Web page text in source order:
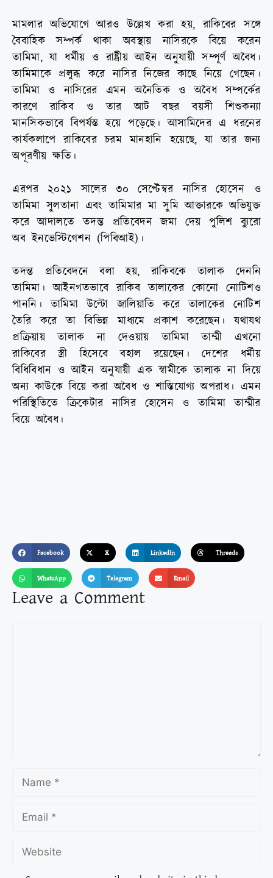
মামলার অভিযোগে আরও উল্লেখ করা হয়, রাকিবের সঙ্গে
বৈবাহিক সম্পর্ক থাকা অবস্থায় নাসিরকে বিয়ে করেন
তামিমা, যা ধর্মীয় ও রাষ্ট্রীয় আইন অনুযায়ী সম্পূর্ণ অবৈধ।
তামিমাকে প্রলুব্ধ করে নাসির নিজের কাছে নিয়ে গেছেন।
তামিমা ও নাসিরের এমন অনৈতিক ও অবৈধ সম্পর্কের
কারণে রাকিব ও তার আট বছর বয়সী শিশুকন্যা
মানসিকভাবে বিপর্যস্ত হয়ে পড়েছে। আসামিদের এ ধরনের
কার্যকলাপে রাকিবের চরম মানহানি হয়েছে, যা তার জন্য
অপূরণীয় ক্ষতি।
এরপর ২০২১ সালের ৩০ সেপ্টেম্বর নাসির হোসেন ও
তামিমা সুলতানা এবং তামিমার মা সুমি আক্তারকে অভিযুক্ত
করে আদালতে তদন্ত প্রতিবেদন জমা দেয় পুলিশ ব্যুরো
অব ইনভেস্টিগেশন (পিবিআই)।
তদন্ত প্রতিবেদনে বলা হয়, রাকিবকে তালাক দেননি
তামিমা। আইনগতভাবে রাকিব তালাকের কোনো নোটিশও
পাননি। তামিমা উল্টো জালিয়াতি করে তালাকের নোটিশ
তৈরি করে তা বিভিন্ন মাধ্যমে প্রকাশ করেছেন। যথাযথ
প্রক্রিয়ায় তালাক না দেওয়ায় তামিমা তাম্মী এখনো
রাকিবের স্ত্রী হিসেবে বহাল রয়েছেন। দেশের ধর্মীয়
বিধিবিধান ও আইন অনুযায়ী এক স্বামীকে তালাক না দিয়ে
অন্য কাউকে বিয়ে করা অবৈধ ও শাস্তিযোগ্য অপরাধ। এমন
পরিস্থিতিতে ক্রিকেটার নাসির হোসেন ও তামিমা তাম্মীর
বিয়ে অবৈধ।
Facebook X LinkedIn Threads
WhatsApp Telegram Email
Leave a Comment